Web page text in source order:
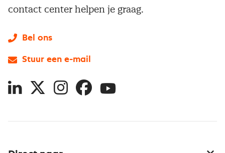
contact center helpen je graag.
Bel ons
Stuur een e-mail
LinkedIn
X InstagramFacebookYouTube